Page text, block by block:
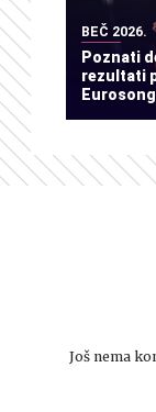
BEČ 2026.
Poznati
rezultati
Još nema